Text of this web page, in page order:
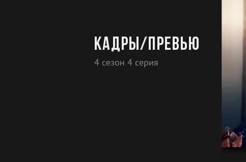
Кадры/превью
4 сезон 4 серия